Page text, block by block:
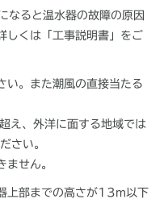
ると温水器の故障の原因
しくは「工事説明書」をご
い。また潮風の直接当たる
え、外洋に面する地域では
さい。
ません。
上部までの高さが13m以下